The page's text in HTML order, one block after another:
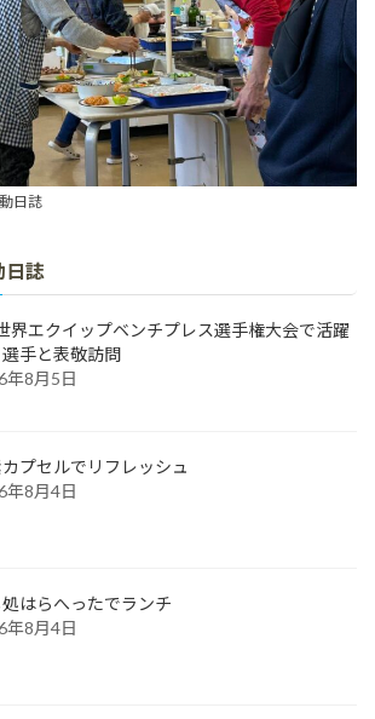
日誌
日誌
界エクイップベンチプレス選手権大会で活躍
手と表敬訪問
年8月5日
プセルでリフレッシュ
年8月4日
はらへったでランチ
年8月4日